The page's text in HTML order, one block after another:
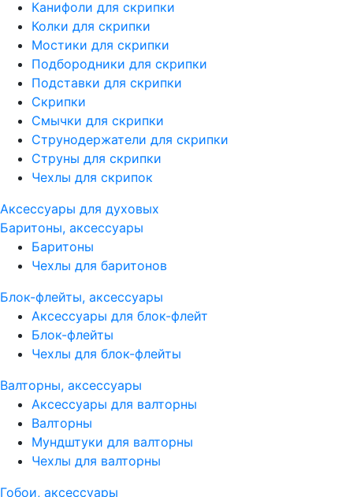
Канифоли для скрипки
Колки для скрипки
Мостики для скрипки
Подбородники для скрипки
Подставки для скрипки
Скрипки
Смычки для скрипки
Струнодержатели для скрипки
Струны для скрипки
Чехлы для скрипок
Аксессуары для духовых
Баритоны, аксессуары
Баритоны
Чехлы для баритонов
Блок-флейты, аксессуары
Аксессуары для блок-флейт
Блок-флейты
Чехлы для блок-флейты
Валторны, аксессуары
Аксессуары для валторны
Валторны
Мундштуки для валторны
Чехлы для валторны
Гобои, аксессуары